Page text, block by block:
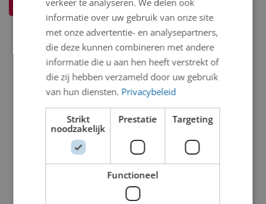
informatie over uw gebruik van onze site
met onze advertentie- en analysepartners,
die deze kunnen combineren met andere
informatie die u aan hen heeft verstrekt of
die zij hebben verzameld door uw gebruik
van hun diensten. Privacybeleid
Strikt
noodzakelijk
Prestatie Targeting
Functioneel